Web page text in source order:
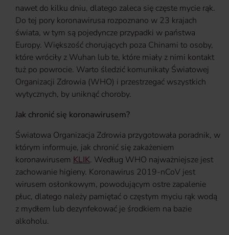
nawet do kilku dniu, dlatego zaleca się częste mycie rąk.
Do tej pory koronawirusa rozpoznano w 23 krajach
świata, w tym są pojedyncze przypadki w państwa
Europy. Większość chorujących poza Chinami to osoby,
które wróciły z Wuhan lub te, które miały z nimi kontakt
tuż po powrocie. Warto śledzić komunikaty Światowej
Organizacji Zdrowia (WHO) i przestrzegać wszystkich
wytycznych, by uniknąć choroby.
Jak chronić się koronawirusem?
Światowa Organizacja Zdrowia przygotowała poradnik, w
którym informuje, jak chronić się zakażeniem
koronawirusem KLIK. Według WHO najważniejsze jest
zachowanie higieny. Koronawirus 2019-nCoV jest
wirusem osłonkowym, powodującym ostre zapalenie
płuc, dlatego należy pamiętać o częstym myciu rąk wodą
z mydłem lub dezynfekować je środkiem na bazie
alkoholu.